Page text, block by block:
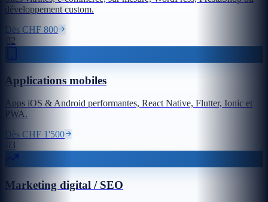
développement custom.
Dès CHF 800
02
Applications mobiles
Apps iOS & Android performantes, React Native, Flutter, Ionic et
PWA.
Dès CHF 1'500
03
Marketing digital / SEO